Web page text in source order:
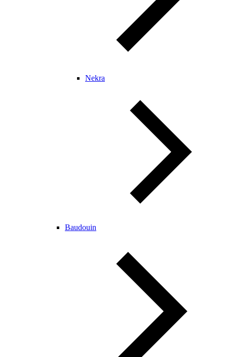
Nekra
Baudouin